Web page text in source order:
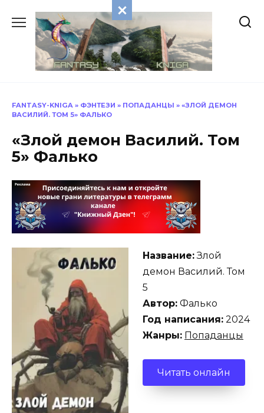
содержанию
FANTASY-KNIGA » ФЭНТЕЗИ » ПОПАДАНЦЫ » «ЗЛОЙ ДЕМОН
ВАСИЛИЙ. ТОМ 5» ФАЛЬКО
«Злой демон Василий. Том
5» Фалько
Название:Злой
демон Василий. Том
5
Автор: Фалько
Год написания: 2024
Жанры: Попаданцы
Читать онлайн